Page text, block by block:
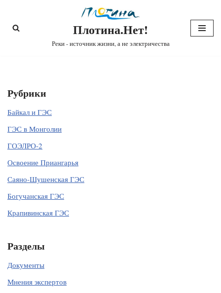
Перейти
Плотина.Нет!
Реки - источник жизни, а не электричества
Рубрики
Байкал и ГЭС
ГЭС в Монголии
ГОЭЛРО-2
Освоение Приангарья
Саяно-Шушенская ГЭС
Богучанская ГЭС
Крапивинская ГЭС
Разделы
Документы
Мнения экспертов